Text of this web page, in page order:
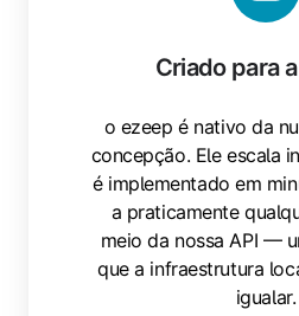
Criado para
o ezeep é nativo da
concepção. Ele escala
é implementado em
a praticamente
meio da nossa API —
que a infraestrutura
igualar.